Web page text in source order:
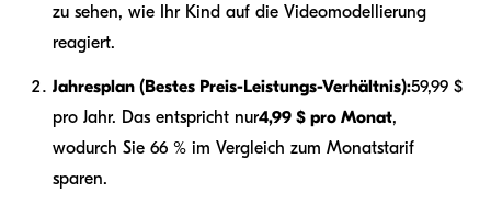
zu sehen, wie Ihr Kind auf die Videomodellierung
reagiert.
Jahresplan (Bestes Preis-Leistungs-Verhältnis):59,99 $
pro Jahr. Das entspricht nur4,99 $ pro Monat,
wodurch Sie 66 % im Vergleich zum Monatstarif
sparen.